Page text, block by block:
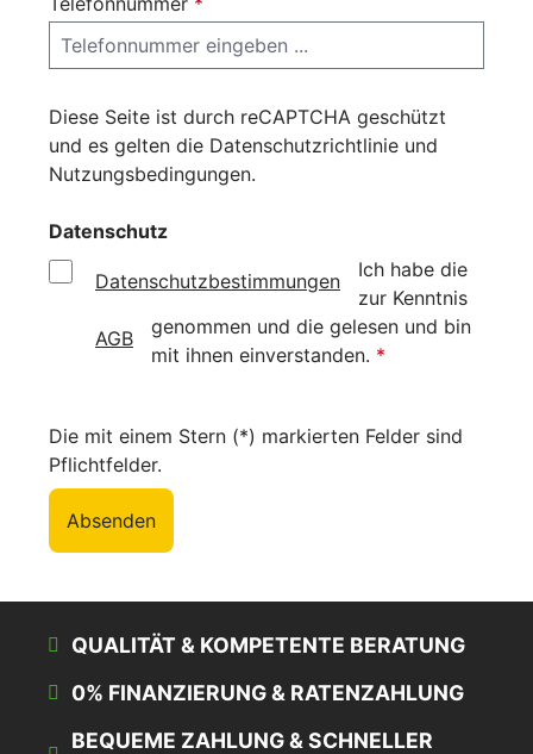
Diese Seite ist durch reCAPTCHA geschützt
und es gelten die Datenschutzrichtlinie und
Nutzungsbedingungen.
Datenschutz
Ich habe die
Datenschutzbestimmungen
zur Kenntnis
genommen und die
AGB
gelesen und bin
mit ihnen einverstanden. *
Die mit einem Stern (*) markierten Felder sind
Pflichtfelder.
Absenden
QUALITÄT & KOMPETENTE BERATUNG
0% FINANZIERUNG & RATENZAHLUNG
BEQUEME ZAHLUNG & SCHNELLER